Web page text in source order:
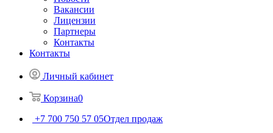
Вакансии
Лицензии
Партнеры
Контакты
Контакты
Личный кабинет
Корзина0
+7 700 750 57 05Отдел продаж